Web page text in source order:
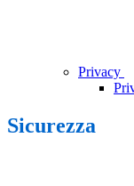
Privacy
Sicurezza